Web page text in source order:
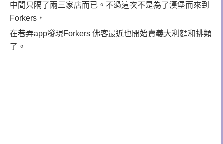
中間只隔了兩三家店而已。不過這次不是為了漢堡而來到
Forkers，
在巷弄app發現Forkers 佛客最近也開始賣義大利麵和排類
了。